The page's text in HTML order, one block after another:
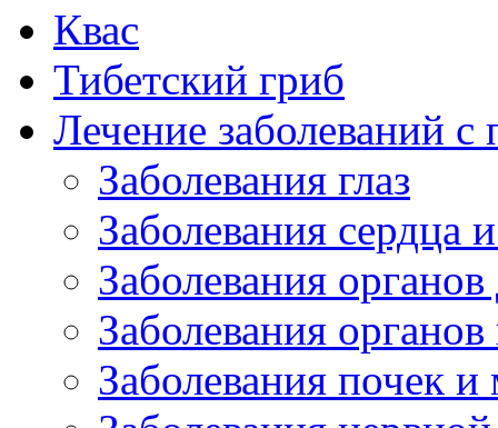
Квас
Тибетский гриб
Лечение заболеваний
Заболевания глаз
Заболевания сердца
Заболевания
Заболевания
Заболевания почек